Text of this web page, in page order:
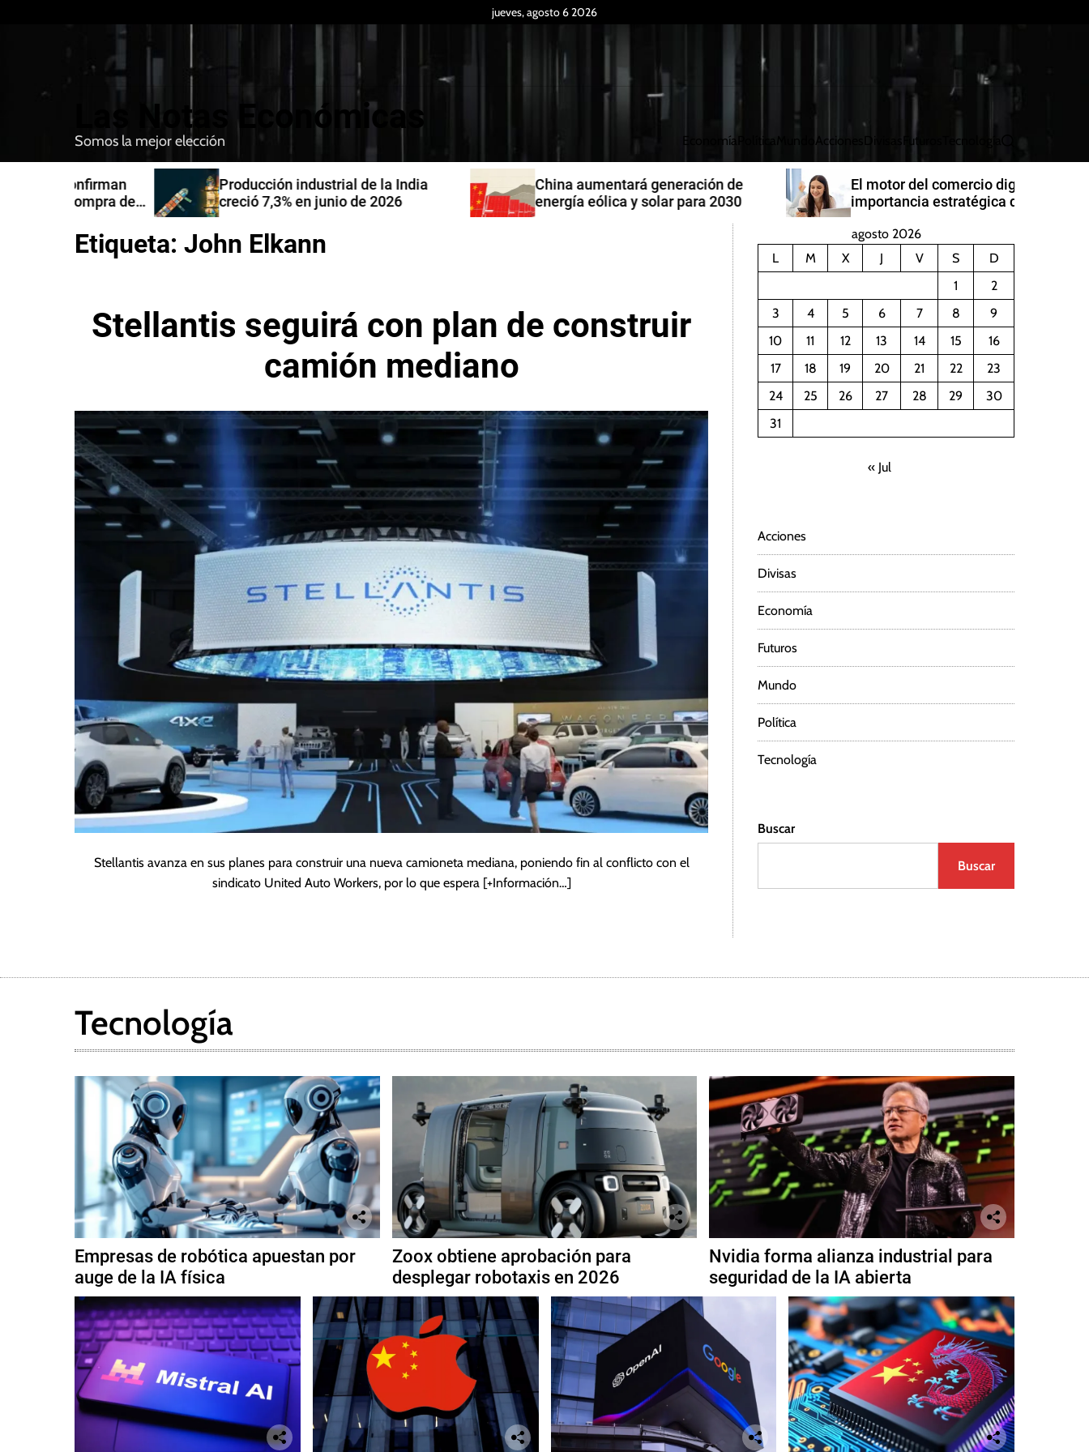
jueves, agosto 6 2026
Las Notas Económicas
Somos la mejor elección Economía Política Acciones Divisas Futuros Tecnología
u
s
c
a
Producción industrial de la India
creció 7,3% en junio de 2026
China aumentará generación de
energía eólica y solar para 2030
El motor del comercio digital: La
importancia estratégica de
PayRetailers en América Latina
Etiqueta: John Elkann
Stellantis seguirá con plan de construir
camión mediano
Stellantis avanza en sus planes para construir una nueva camioneta mediana, poniendo fin al conflicto con el
sindicato United Auto Workers, por lo que espera [+Información…]
agosto 2026
L
M X J V S
D
1
2
3
4 5 6 7 8
9
10
11 12 13 14 15
16
17
18 19 20 21 22
23
24
25 26 27 28 29
30
31
« Jul
Acciones
Divisas
Economía
Futuros
Mundo
Política
Tecnología
Buscar
Buscar
Tecnología
Empresas de robótica apuestan por
auge de la IA física
Zoox obtiene aprobación para
desplegar robotaxis en 2026
Nvidia forma alianza industrial para
seguridad de la IA abierta